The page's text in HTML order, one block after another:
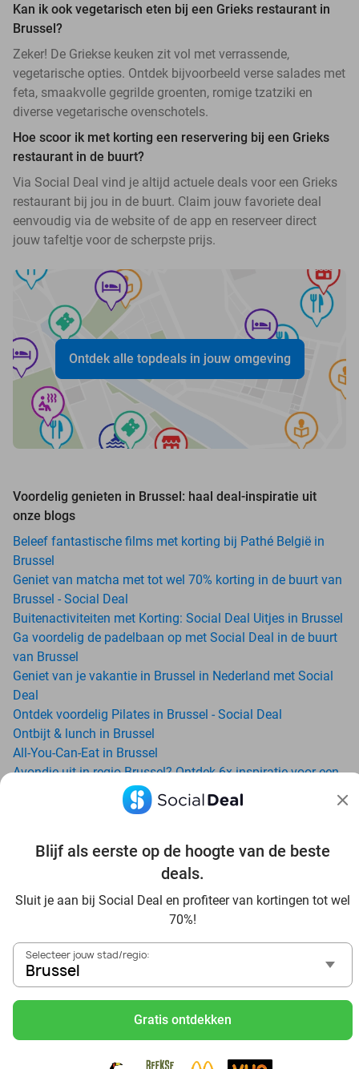
Blijf als eerste op de hoogte van de beste
deals.
Sluit je aan bij Social Deal en profiteer van kortingen tot wel
70%!
Selecteer jouw stad/regio:
Brussel
Gratis ontdekken
Kan ik ook vegetarisch eten bij een Grieks restaurant in
Brussel?
Zeker! De Griekse keuken zit vol met verrassende,
vegetarische opties. Ontdek bijvoorbeeld verse salades met
feta, smaakvolle gegrilde groenten, romige tzatziki en
diverse vegetarische ovenschotels.
Hoe scoor ik met korting een reservering bij een Grieks
restaurant in de buurt?
Via Social Deal vind je altijd actuele deals voor een Grieks
restaurant bij jou in de buurt. Claim jouw favoriete deal
eenvoudig via de website of de app en reserveer direct
jouw tafeltje voor de scherpste prijs.
Ontdek alle topdeals in jouw omgeving
Voordelig genieten in Brussel: haal deal-inspiratie uit
onze blogs
Beleef fantastische films met korting bij Pathé België in
Brussel
Geniet van matcha met tot wel 70% korting in de buurt van
Brussel - Social Deal
Buitenactiviteiten met Korting: Social Deal Uitjes in Brussel
Ga voordelig de padelbaan op met Social Deal in de buurt
van Brussel
Geniet van je vakantie in Brussel in Nederland met Social
Deal
Ontdek voordelig Pilates in Brussel - Social Deal
Ontbijt & lunch in Brussel
All-You-Can-Eat in Brussel
Avondje uit in regio Brussel? Ontdek 6x inspiratie voor een
onvergetelijke avond
Date ideeën voor Brussel en omgeving: ontdek 16 tips voor
Trampolinespringen bij Arenal Grimbergen: ontdek een
beste dierentuin van Europa
Ontdek de beste restaurants in Brussel via Social Deal
Voordelig sushi scoren? Ontdek de beste sushi restaurants
in Brussel en omgeving
Schoonheidsspecialisten in Brussel: voordelige
beautydeals
Schoonheidssalons in Brussel: voordelige beauty-
arrangementen
Met korting zwemmen bij zwembaden in regio Brussel